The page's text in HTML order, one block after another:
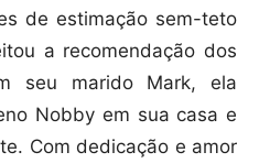
de estimação sem-teto
a recomendação dos
seu marido Mark, ela
Nobby em sua casa e
Com dedicação e amor